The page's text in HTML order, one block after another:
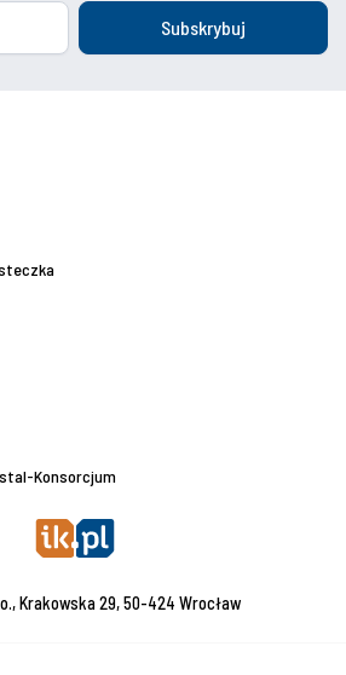
Subskrybuj
Konsorcjum
Krakowska 29, 50-424 Wrocław